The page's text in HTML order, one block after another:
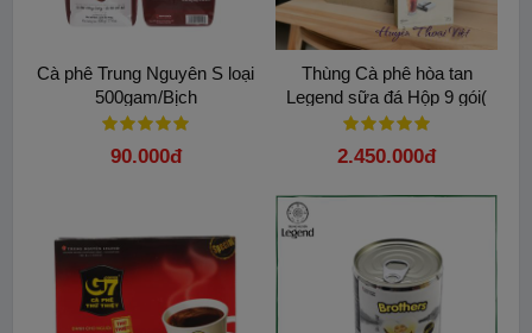
Cà phê Trung Nguyên S loại
500gam/Bịch
90.000đ
Thùng Cà phê hòa tan
Legend sữa đá Hộp 9 gói(
24 Hộp)
2.450.000đ